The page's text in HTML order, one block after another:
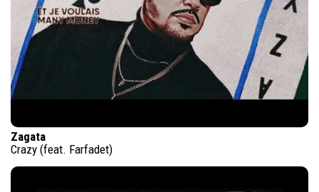
Zagata
Crazy (feat. Farfadet)